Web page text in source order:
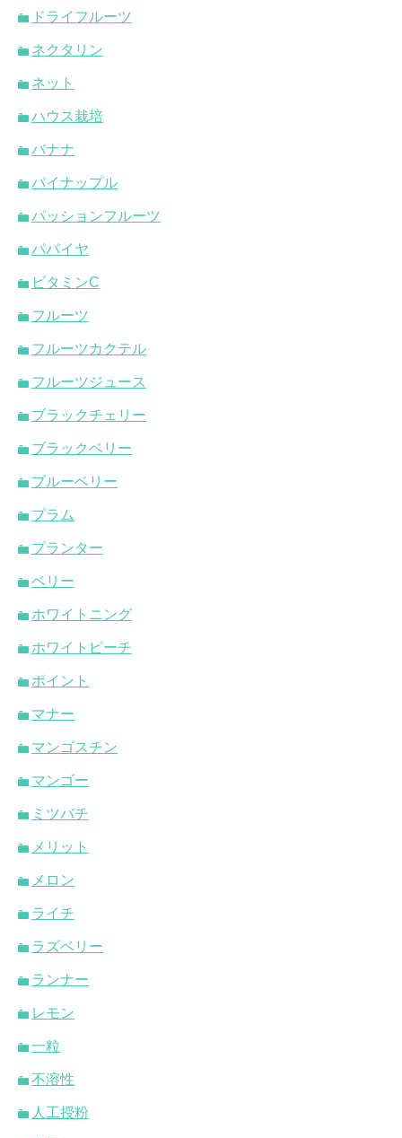
ドライフルーツ
ネクタリン
ネット
ハウス栽培
バナナ
パイナップル
パッションフルーツ
パパイヤ
ビタミンC
フルーツ
フルーツカクテル
フルーツジュース
ブラックチェリー
ブラックベリー
ブルーベリー
プラム
プランター
ベリー
ホワイトニング
ホワイトピーチ
ポイント
マナー
マンゴスチン
マンゴー
ミツバチ
メリット
メロン
ライチ
ラズベリー
ランナー
レモン
一粒
不溶性
人工授粉